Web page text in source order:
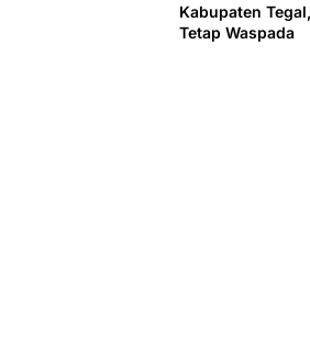
Kabupaten
Tetap Waspada